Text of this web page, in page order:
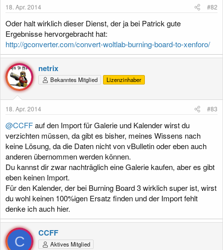
18. Apr. 2014 #82
Oder halt wirklich dieser Dienst, der ja bei Patrick gute
Ergebnisse hervorgebracht hat:
http://gconverter.com/convert-woltlab-burning-board-to-xenforo/
netrix
Bekanntes Mitglied Lizenzinhaber
18. Apr. 2014 #83
@CCFFauf den Import für Galerie und Kalender wirst du
verzichten müssen, da gibt es bisher, meines Wissens nach
keine Lösung, da die Daten nicht von vBulletin oder eben auch
anderen übernommen werden können.
Du kannst dir zwar nachträglich eine Galerie kaufen, aber es gibt
eben keinen Import.
Für den Kalender, der bei Burning Board 3 wirklich super ist, wirst
du wohl keinen 100%igen Ersatz finden und der Import fehlt
denke ich auch hier.
C
CCFF
Aktives Mitglied